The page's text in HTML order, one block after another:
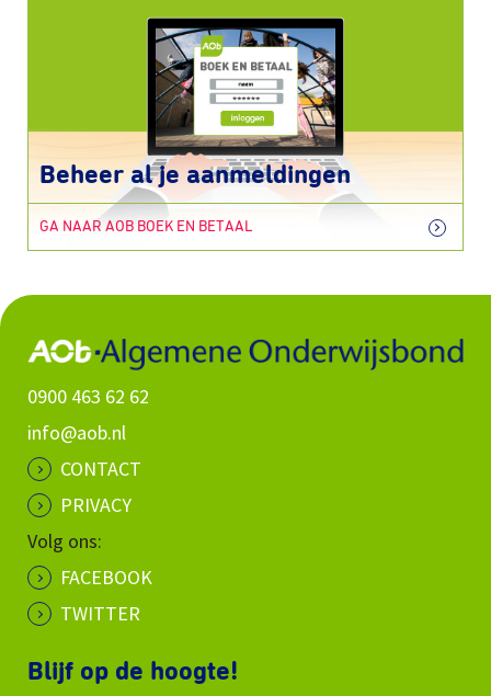
Beheer al je aanmeldingen
GA NAAR AOB BOEK EN BETAAL
0900 463 62 62
info@aob.nl
CONTACT
PRIVACY
Volg ons:
FACEBOOK
TWITTER
Blijf op de hoogte!